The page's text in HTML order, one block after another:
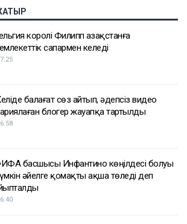
королі Филипп Қазақстанға
сапармен келеді
балағат сөз айтып, әдепсіз видео
блогер жауапқа тартылды
басшысы Инфантино көңілдесі болуы
әйелге қомақты ақша төледі деп